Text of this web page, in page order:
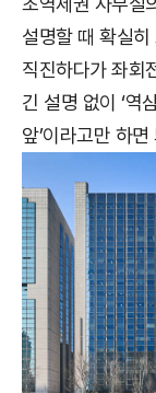
설명할 때 확실
직진하다가 좌회
긴 설명 없이 ‘역
앞’이라고만 하면